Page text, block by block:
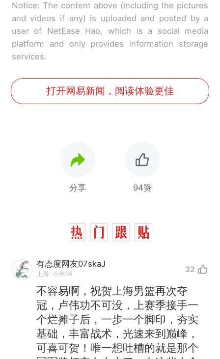
Notice: The content above (including the pictures
and videos if any) is uploaded and posted by a
user of NetEase Hao, which is a social media
platform and only provides information storage
services.
打开网易新闻，阅读体验更佳
分享 94赞
有态度网友07skaJ
上海 小米14 32
不容易啊，祝贺上海男篮再次夺
冠，卢伟功不可没，上赛季接手一
个烂摊子后，一步一个脚印，夯实
基础，丰富战术，光速来到巅峰，
可喜可贺！唯一想吐槽的就是那个